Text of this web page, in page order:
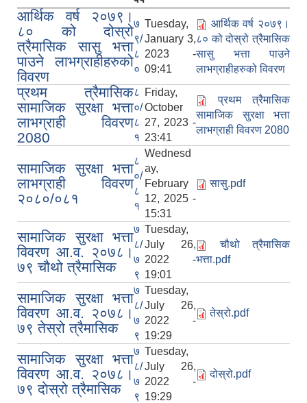
आर्थिक वर्ष २०७९।
८० को दोस्रो
त्रैमासिक सासु भत्ता
पाउने लाभग्राहीहरुको
विवरण
७
९/
८
०
Tuesday,
January 3,
2023 -
09:41
आर्थिक वर्ष २०७९।
८० को दोस्रो त्रैमासिक
सासु भत्ता पाउने
लाभग्राहीहरुको विवरण
प्रथम त्रैमासिक
सामाजिक सुरक्षा भत्ता
लाभग्राही विवरण
2080
८
०/
८
१
Friday,
October
27, 2023 -
23:41
प्रथम त्रैमासिक
सामाजिक सुरक्षा भत्ता
लाभग्राही विवरण 2080
सामाजिक सुरक्षा भत्ता
लाभग्राही विवरण
२०८०/०८१
८
०/
८
१
Wednesd
ay,
February
12, 2025 -
15:31
सासु.pdf
सामाजिक सुरक्षा भत्ता
विवरण आ.व. २०७८।
७९ चौथो त्रैमासिक
७
८/
७
९
Tuesday,
July 26,
2022 -
19:01
चौथो त्रैमासिक
भत्ता.pdf
सामाजिक सुरक्षा भत्ता
विवरण आ.व. २०७८।
७९ तेस्रो त्रैमासिक
७
८/
७
९
Tuesday,
July 26,
2022 -
19:29
तेस्रो.pdf
सामाजिक सुरक्षा भत्ता
विवरण आ.व. २०७८।
७९ दाेस्रो त्रैमासिक
७
८/
७
९
Tuesday,
July 26,
2022 -
19:29
दोस्रो.pdf